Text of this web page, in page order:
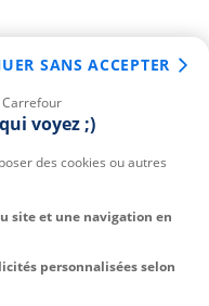
voyez ;)
des cookies ou autres
site et une navigation en
personnalisées selon
SANS ACCEPTER